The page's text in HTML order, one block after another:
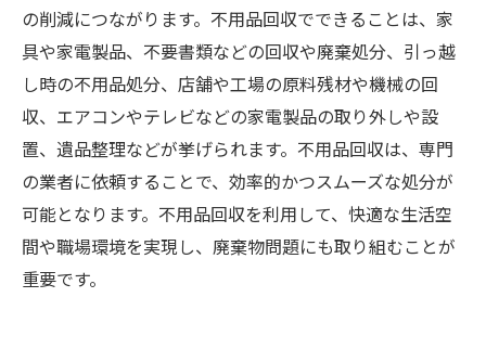
の削減につながります。不用品回収でできることは、家
具や家電製品、不要書類などの回収や廃棄処分、引っ越
し時の不用品処分、店舗や工場の原料残材や機械の回
収、エアコンやテレビなどの家電製品の取り外しや設
置、遺品整理などが挙げられます。不用品回収は、専門
の業者に依頼することで、効率的かつスムーズな処分が
可能となります。不用品回収を利用して、快適な生活空
間や職場環境を実現し、廃棄物問題にも取り組むことが
重要です。